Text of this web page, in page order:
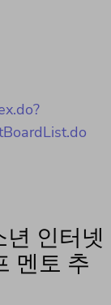
년 인터넷
멘토 추